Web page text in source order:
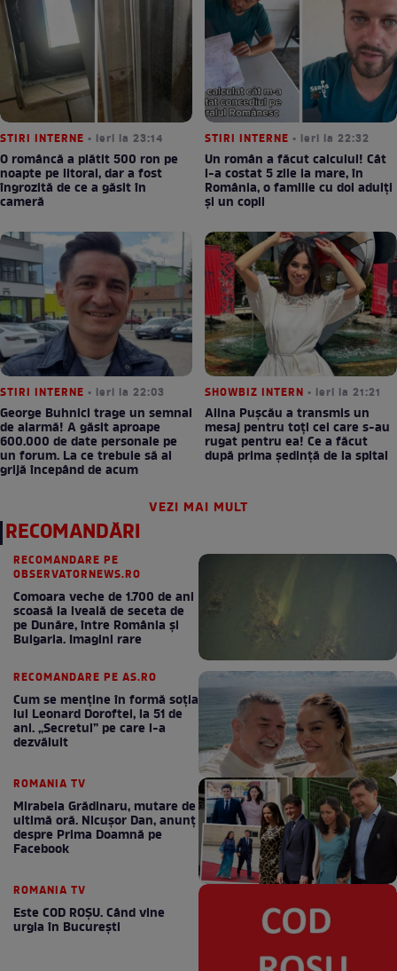
STIRI INTERNE • ieri la 23:14
O româncă a plătit 500 ron pe
noapte pe litoral, dar a fost
îngrozită de ce a găsit în
cameră
STIRI INTERNE • ieri la 22:32
Un român a făcut calculul! Cât
l-a costat 5 zile la mare, în
România, o familie cu doi adulți
și un copil
STIRI INTERNE • ieri la 22:03
George Buhnici trage un semnal
de alarmă! A găsit aproape
600.000 de date personale pe
un forum. La ce trebuie să ai
grijă începând de acum
SHOWBIZ INTERN • ieri la 21:21
Alina Pușcău a transmis un
mesaj pentru toți cei care s-au
rugat pentru ea! Ce a făcut
după prima ședință de la spital
VEZI MAI MULT
RECOMANDĂRI
RECOMANDARE PE
OBSERVATORNEWS.RO
Comoara veche de 1.700 de ani
scoasă la iveală de seceta de
pe Dunăre, între România şi
Bulgaria. Imagini rare
RECOMANDARE PE AS.RO
Cum se menţine în formă soţia
lui Leonard Doroftei, la 51 de
ani. „Secretul” pe care l-a
dezvăluit
ROMANIA TV
Mirabela Grădinaru, mutare de
ultimă oră. Nicuşor Dan, anunţ
despre Prima Doamnă pe
Facebook
ROMANIA TV
Este COD ROŞU. Când vine
urgia în Bucureşti